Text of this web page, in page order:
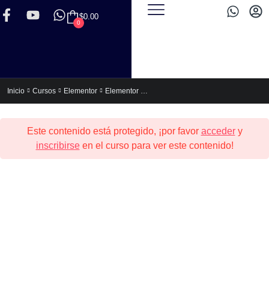
$0.00
0
Inicio Cursos Elementor Elementor Express (Para no Programadores)
Este contenido está protegido, ¡por favor accedery
inscribirseen el curso para ver este contenido!